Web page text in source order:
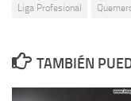
Liga Profesional
TAMBIÉN